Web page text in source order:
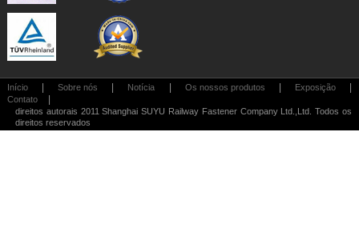
Início | Sobre nós | Notícia | Os nossos produtos | Exposição |
Contato |
direitos autorais 2011 Shanghai SUYU Railway Fastener Company Ltd.,Ltd. Todos os
direitos reservados